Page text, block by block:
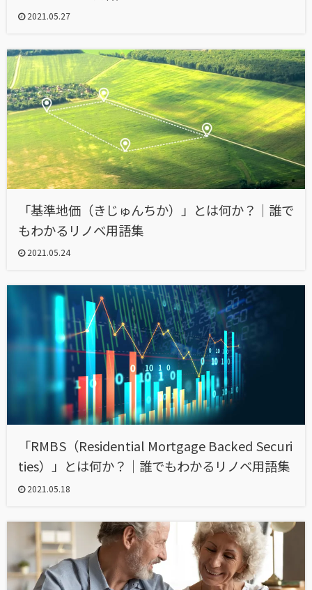
2021.05.27
「基準地価（きじゅんちか）」とは何か？｜誰で
もわかるリノベ用語集
2021.05.24
「RMBS（Residential Mortgage Backed Securi
ties）」とは何か？｜誰でもわかるリノベ用語集
2021.05.18